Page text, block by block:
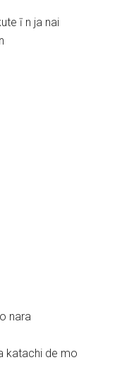
ī n ja nai
nara
katachi de mo